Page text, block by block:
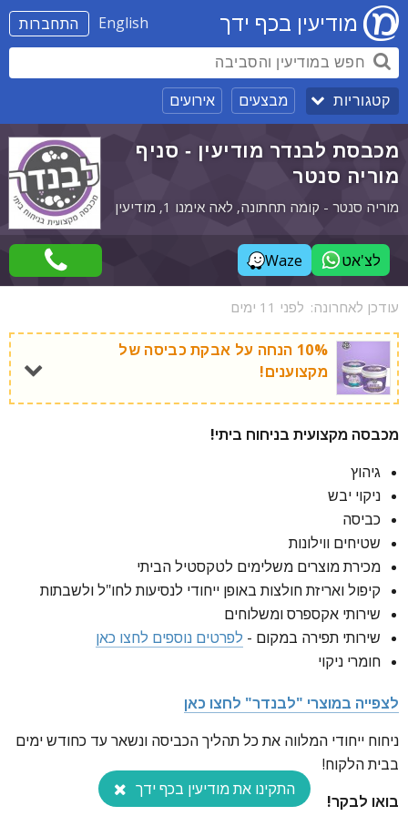
התחברות English מודיעין בכף ידך
קטגוריות מבצעים אירועים
מכבסת לבנדר מודיעין - סניף
מוריה סנטר
מוריה סנטר - קומה תחתונה, לאה אימנו 1, מודיעין
לצ'אט Waze
עודכן לאחרונה: לפני 11 ימים
10% הנחה על אבקת כביסה של
מקצוענים!
בואו לבקר!
מכבסה מקצועית בניחוח ביתי!
גיהוץ
ניקוי יבש
כביסה
שטיחים ווילונות
מכירת מוצרים משלימים לטקסטיל הביתי
קיפול ואריזת חולצות באופן ייחודי לנסיעות לחו"ל ולשבתות
שירותי אקספרס ומשלוחים
שירותי תפירה במקום - לפרטים נוספים לחצו כאן
‏חומרי ניקוי
לצפייה במוצרי "לבנדר" לחצו כאן
ניחוח ייחודי המלווה את כל תהליך הכביסה ונשאר עד כחודש ימים
בבית הלקוח!
בואו לבקר!
התקינו את מודיעין בכף ידך